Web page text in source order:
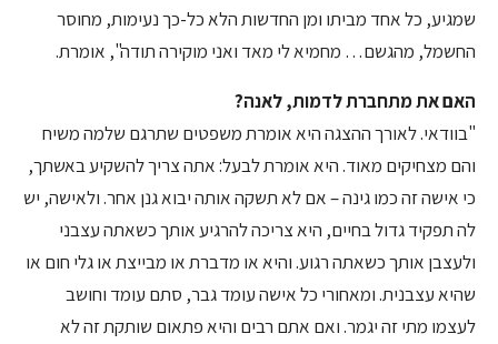
שמגיע, כל אחד מביתו ומן החדשות הלא כל-כך נעימות, מחוסר
החשמל, מהגשם… מחמיא לי מאד ואני מוקירה תודה", אומרת.
האם את מתחברת לדמות, לאנה?
"בוודאי. לאורך ההצגה היא אומרת משפטים שתרגם שלמה משיח
והם מצחיקים מאוד. היא אומרת לבעל: אתה צריך להשקיע באשתך,
כי אישה זה כמו גינה – אם לא תשקה אותה יבוא גנן אחר. ולאישה, יש
לה תפקיד גדול בחיים, היא צריכה להרגיע אותך כשאתה עצבני
ולעצבן אותך כשאתה רגוע. והיא או מדברת או מבייצת או גלי חום או
שהיא עצבנית. ומאחורי כל אישה עומד גבר, סתם עומד וחושב
לעצמו מתי זה יגמר. ואם אתם רבים והיא פתאום שותקת זה לא